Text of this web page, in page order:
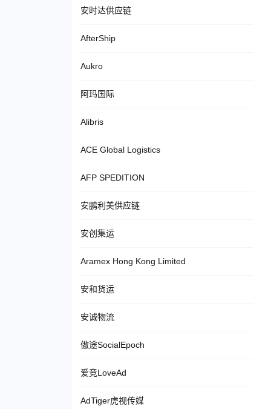
安时达供应链
AfterShip
Aukro
阿玛国际
Alibris
ACE Global Logistics
AFP SPEDITION
安鹏利美供应链
安创集运
Aramex Hong Kong Limited
安和货运
安诚物流
傲途SocialEpoch
爱竞LoveAd
AdTiger虎视传媒